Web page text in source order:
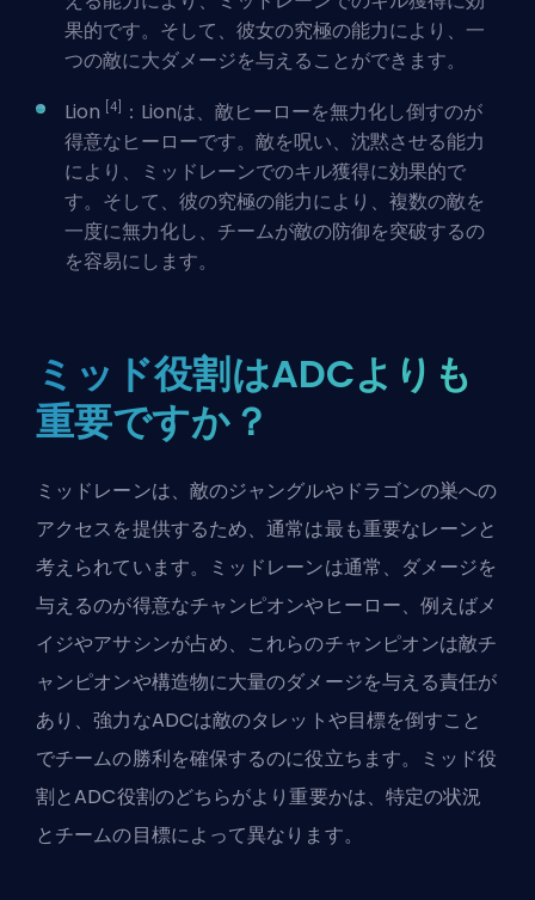
果的です。そして、彼女の究極の能力により、一
つの敵に大ダメージを与えることができます。
Lion [4]
：Lionは、敵ヒーローを無力化し倒すのが
得意なヒーローです。敵を呪い、沈黙させる能力
により、ミッドレーンでのキル獲得に効果的で
す。そして、彼の究極の能力により、複数の敵を
一度に無力化し、チームが敵の防御を突破するの
を容易にします。
ミッド役割はADCよりも
重要ですか？
ミッドレーンは、敵のジャングルやドラゴンの巣への
アクセスを提供するため、通常は最も重要なレーンと
考えられています。ミッドレーンは通常、ダメージを
与えるのが得意なチャンピオンやヒーロー、例えばメ
イジやアサシンが占め、これらのチャンピオンは敵チ
ャンピオンや構造物に大量のダメージを与える責任が
あり、強力なADCは敵のタレットや目標を倒すこと
でチームの勝利を確保するのに役立ちます。ミッド役
割とADC役割のどちらがより重要かは、特定の状況
とチームの目標によって異なります。